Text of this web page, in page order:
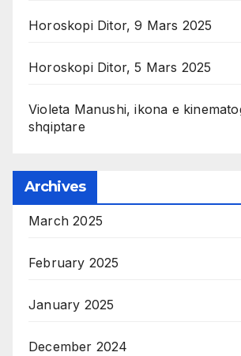
Horoskopi Ditor, 9 Mars 2025
Horoskopi Ditor, 5 Mars 2025
Violeta Manushi, ikona e
shqiptare
Archives
March 2025
February 2025
January 2025
December 2024